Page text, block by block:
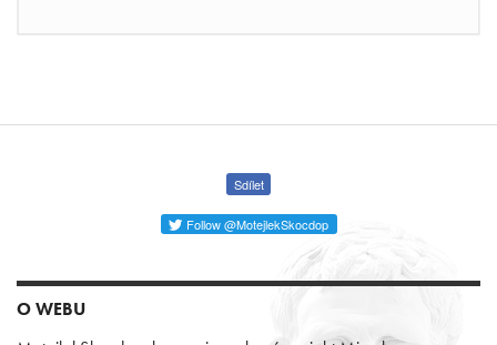
Sdílet
Follow @MotejlekSkocdop
O WEBU